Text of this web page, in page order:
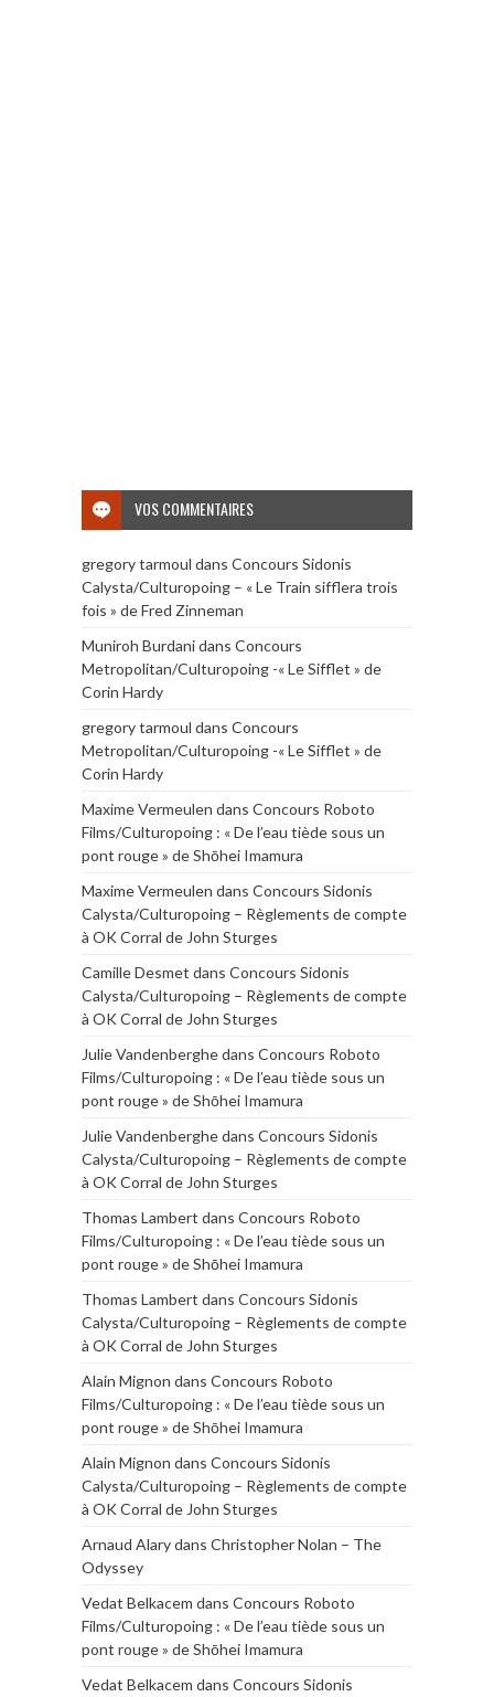
VOS COMMENTAIRES
gregory tarmoul dans Concours Sidonis
Calysta/Culturopoing – « Le Train sifflera trois
fois » de Fred Zinneman
Muniroh Burdanidans Concours
Metropolitan/Culturopoing -« Le Sifflet » de
Corin Hardy
gregory tarmoul dans Concours
Metropolitan/Culturopoing -« Le Sifflet » de
Corin Hardy
Maxime Vermeulen dans Concours Roboto
Films/Culturopoing : « De l’eau tiède sous un
pont rouge » de Shōhei Imamura
Maxime Vermeulen dans Concours Sidonis
Calysta/Culturopoing – Règlements de compte
à OK Corral de John Sturges
Camille Desmet dans Concours Sidonis
Calysta/Culturopoing – Règlements de compte
à OK Corral de John Sturges
Julie Vandenberghedans Concours Roboto
Films/Culturopoing : « De l’eau tiède sous un
pont rouge » de Shōhei Imamura
Julie Vandenberghedans Concours Sidonis
Calysta/Culturopoing – Règlements de compte
à OK Corral de John Sturges
Thomas Lambert dans Concours Roboto
Films/Culturopoing : « De l’eau tiède sous un
pont rouge » de Shōhei Imamura
Thomas Lambert dans Concours Sidonis
Calysta/Culturopoing – Règlements de compte
à OK Corral de John Sturges
Alain Mignon dans Concours Roboto
Films/Culturopoing : « De l’eau tiède sous un
pont rouge » de Shōhei Imamura
Alain Mignon dans Concours Sidonis
Calysta/Culturopoing – Règlements de compte
à OK Corral de John Sturges
Arnaud Alarydans Christopher Nolan – The
Odyssey
Vedat Belkacem dans Concours Roboto
Films/Culturopoing : « De l’eau tiède sous un
pont rouge » de Shōhei Imamura
Vedat Belkacem dans Concours Sidonis